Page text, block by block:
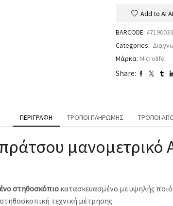
Add to
BARCODE:
Categories:
Μάρκα: Microlife
Share:
ΠΕΡΙΓΡΑΦΉ ΤΡΌΠΟΙ ΠΛΗΡΩΜΉΣ ΤΡΌΠΟΙ
μανομετρικό
στηθοσκόπιο κατασκευασμένο με υψηλής
τεχνική μέτρησης.